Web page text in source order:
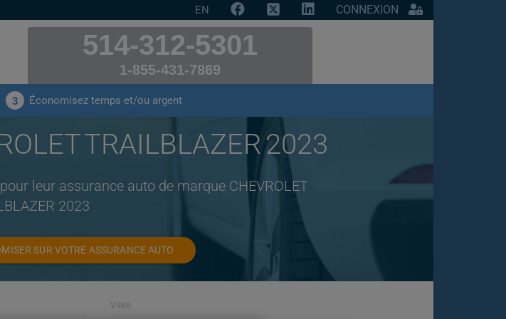
EN CONNEXION
514-312-5301
1-855-431-7869
3 Économisez temps et/ou argent
TRAILBLAZER 2023
leur assurance auto de marque CHEVROLET
2023
SUR VOTRE ASSURANCE AUTO
Villes